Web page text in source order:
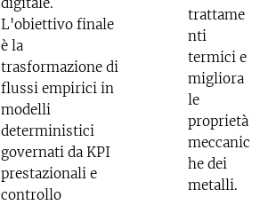
L'obiettivo finale
è la
trasformazione di
flussi empirici in
modelli
deterministici
governati da KPI
prestazionali e
controllo
trattame
nti
termici e
migliora
le
proprietà
meccanic
he dei
metalli.